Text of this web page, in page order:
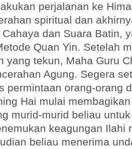
perjalanan ke
spiritual dan
dan Suara Batin,
Quan Yin. Setelah
yang tekun, Maha Guru
Agung. Segera
permintaan orang-orang
Hai mulai
murid-murid beliau
keagungan Ilahi
beliau menerima